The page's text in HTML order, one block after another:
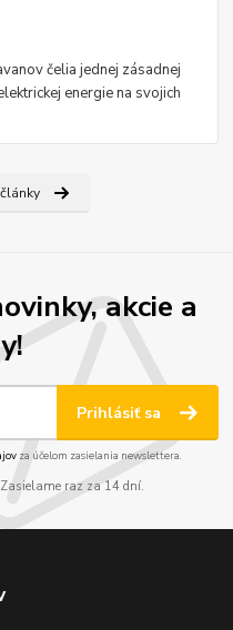
čelia jednej zásadnej
energie na svojich
akcie a
Prihlásiť sa
za účelom zasielania newslettera.
raz za 14 dní.